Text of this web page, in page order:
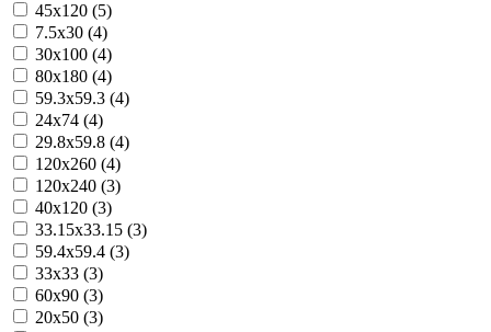
45x120 (5)
7.5x30 (4)
30x100 (4)
80x180 (4)
59.3x59.3 (4)
24x74 (4)
29.8x59.8 (4)
120x260 (4)
120x240 (3)
40x120 (3)
33.15x33.15 (3)
59.4x59.4 (3)
33x33 (3)
60x90 (3)
20x50 (3)